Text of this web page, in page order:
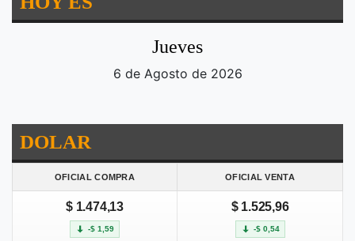
Jueves
6 de Agosto de 2026
DOLAR
OFICIAL COMPRA OFICIAL VENTA
$ 1.474,13
-$ 1,59
$ 1.525,96
-$ 0,54